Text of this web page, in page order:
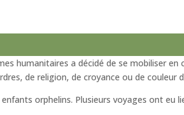
humanitaires a décidé de se mobiliser
de religion, de croyance ou de couleur
orphelins. Plusieurs voyages ont eu